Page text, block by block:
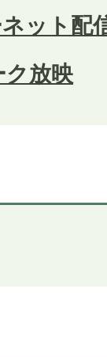
ット配
放映